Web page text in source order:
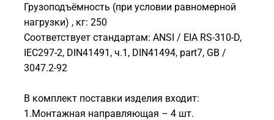
Грузоподъёмность (при условии равномерной
нагрузки) , кг: 250
Соответствует стандартам: ANSI / EIA RS-310-D,
IEC297-2, DIN41491, ч.1, DIN41494, part7, GB /
3047.2-92
В комплект поставки изделия входит:
1.Монтажная направляющая – 4 шт.